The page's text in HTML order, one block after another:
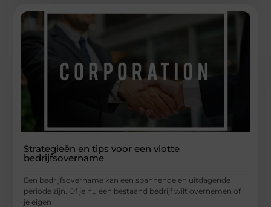
Strategieën en tips voor een vlotte
bedrijfsovername
Een bedrijfsovername kan een spannende en uitdagende
periode zijn. Of je nu een bestaand bedrijf wilt overnemen of
je eigen